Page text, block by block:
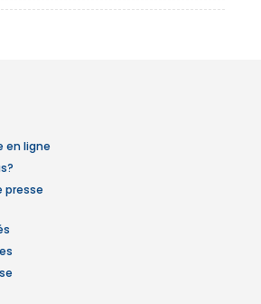
en ligne
presse